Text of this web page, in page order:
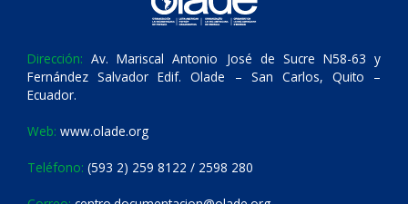
Dirección: Av. Mariscal Antonio José de Sucre N58-63 y
Fernández Salvador Edif. Olade – San Carlos, Quito –
Ecuador.
Web: www.olade.org
Teléfono: (593 2) 259 8122 / 2598 280